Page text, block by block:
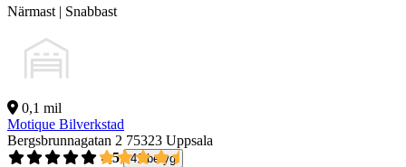
Närmast | Snabbast
0,1 mil
Motique Bilverkstad
Bergsbrunnagatan 2 75323 Uppsala
4,5
41 betyg